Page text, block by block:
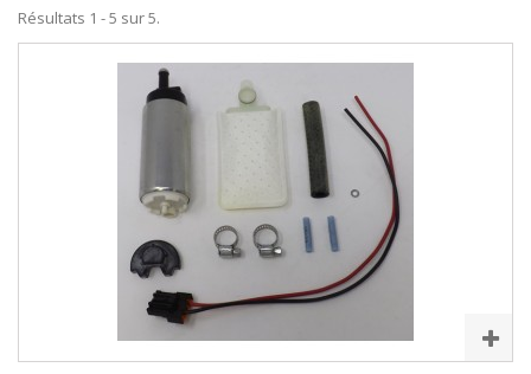
Résultats 1 - 5 sur 5.